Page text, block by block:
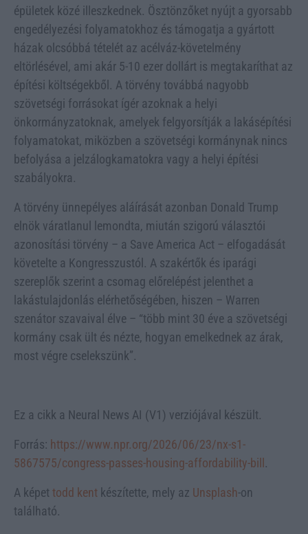
épületek közé illeszkednek. Ösztönzőket nyújt a gyorsabb
engedélyezési folyamatokhoz és támogatja a gyártott
házak olcsóbbá tételét az acélváz-követelmény
eltörlésével, ami akár 5-10 ezer dollárt is megtakaríthat az
építési költségekből. A törvény továbbá nagyobb
szövetségi forrásokat ígér azoknak a helyi
önkormányzatoknak, amelyek felgyorsítják a lakásépítési
folyamatokat, miközben a szövetségi kormánynak nincs
befolyása a jelzálogkamatokra vagy a helyi építési
szabályokra.
A törvény ünnepélyes aláírását azonban Donald Trump
elnök váratlanul lemondta, miután szigorú választói
azonosítási törvény – a Save America Act – elfogadását
követelte a Kongresszustól. A szakértők és iparági
szereplők szerint a csomag előrelépést jelenthet a
lakástulajdonlás elérhetőségében, hiszen – Warren
szenátor szavaival élve – “több mint 30 éve a szövetségi
kormány csak ült és nézte, hogyan emelkednek az árak,
most végre cselekszünk”.
Ez a cikk a Neural News AI (V1) verziójával készült.
Forrás: https://www.npr.org/2026/06/23/nx-s1-
5867575/congress-passes-housing-affordability-bill.
A képet todd kent készítette, mely az Unsplash-on
található.